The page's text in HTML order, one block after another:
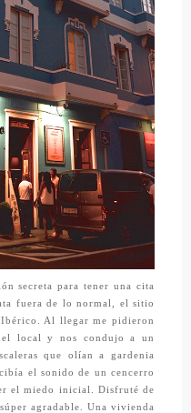
secreta para tener una cita
fuera de lo normal, el sitio
Al llegar me pidieron
local y nos condujo a un
que olían a gardenia
el sonido de un cencerro
el miedo inicial. Disfruté de
agradable. Una vivienda